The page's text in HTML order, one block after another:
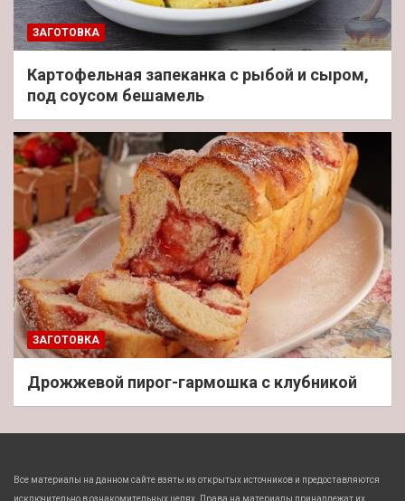
ЗАГОТОВКА
Картофельная запеканка с рыбой и сыром,
под соусом бешамель
ЗАГОТОВКА
Дрожжевой пирог-гармошка с клубникой
Все материалы на данном сайте взяты из открытых источников и предоставляются